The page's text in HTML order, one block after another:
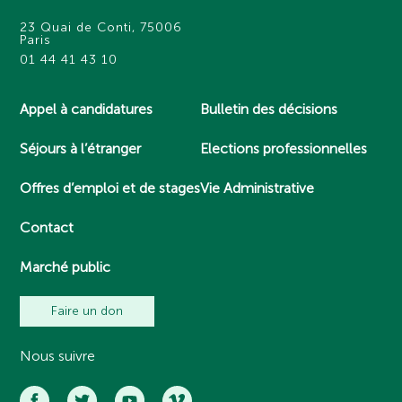
23 Quai de Conti, 75006
Paris
01 44 41 43 10
Appel à candidatures
Séjours à l’étranger
Offres d’emploi et de stages
Contact
Marché public
Bulletin des décisions
Elections professionnelles
Vie Administrative
Faire un don
Nous suivre